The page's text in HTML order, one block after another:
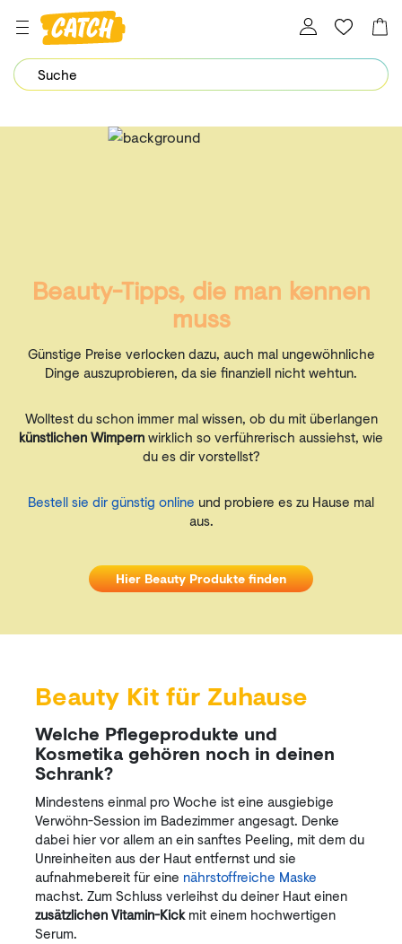
Dein Password wurde erfolgreich geändert.
Beauty-Tipps, die man kennen
muss
Günstige Preise verlocken dazu, auch mal ungewöhnliche
Dinge auszuprobieren, da sie finanziell nicht wehtun.
Wolltest du schon immer mal wissen, ob du mit überlangen
künstlichen Wimpernwirklich so verführerisch aussiehst, wie
du es dir vorstellst?
Bestell sie dir günstig online und probiere es zu Hause mal
aus.
Hier Beauty Produkte finden
Beauty Kit für Zuhause
Welche Pflegeprodukte und
Kosmetika gehören noch in deinen
Schrank?
Mindestens einmal pro Woche ist eine ausgiebige
Verwöhn-Session im Badezimmer angesagt. Denke
dabei hier vor allem an ein sanftes Peeling, mit dem du
Unreinheiten aus der Haut entfernst und sie
aufnahmebereit für eine nährstoffreiche Maske
machst. Zum Schluss verleihst du deiner Haut einen
zusätzlichen Vitamin-Kickmit einem hochwertigen
Serum.